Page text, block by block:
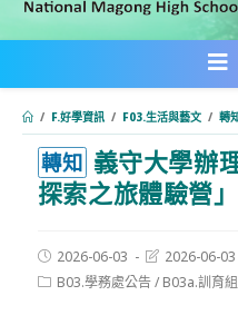
內
/ F.好學資訊 / F03.生活與藝文 / 轉
轉知 義守大學辦
探索之旅體驗營
Post
published:
2026-06-03
Post
last
modified:
2026-06-03
PostB03.學務處公告/ B03a.訓育